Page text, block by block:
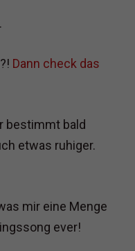
Dann check das
bestimmt bald
etwas ruhiger.
mir eine Menge
ever!